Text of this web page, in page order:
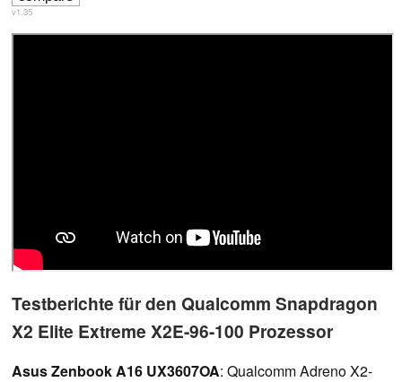
v1.35
Testberichte für den Qualcomm Snapdragon
X2 Elite Extreme X2E-96-100 Prozessor
Asus Zenbook A16 UX3607OA: Qualcomm Adreno X2-